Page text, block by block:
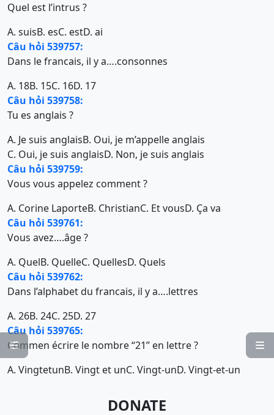


Quel est l’intrus ?
A. suisB. esC. estD. ai
Câu hỏi 539757:
Dans le francais, il y a….consonnes
A. 18B. 15C. 16D. 17
Câu hỏi 539758:
Tu es anglais ?
A. Je suis anglaisB. Oui, je m’appelle anglais
C. Oui, je suis anglaisD. Non, je suis anglais
Câu hỏi 539759:
Vous vous appelez comment ?
A. Corine LaporteB. ChristianC. Et vousD. Ça va
Câu hỏi 539761:
Vous avez….âge ?
A. QuelB. QuelleC. QuellesD. Quels
Câu hỏi 539762:
Dans l’alphabet du francais, il y a….lettres
A. 26B. 24C. 25D. 27
Câu hỏi 539765:
Commen écrire le nombre “21” en lettre ?
A. VingtetunB. Vingt et unC. Vingt-unD. Vingt-et-un
DONATE